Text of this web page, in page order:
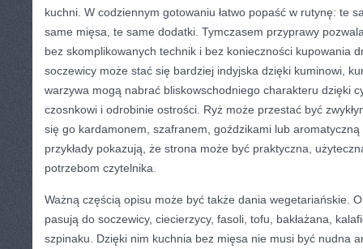
kuchni. W codziennym gotowaniu łatwo popaść w rutynę: te
same mięsa, te same dodatki. Tymczasem przyprawy
bez skomplikowanych technik i bez konieczności kupowania
soczewicy może stać się bardziej indyjska dzięki kuminowi,
warzywa mogą nabrać bliskowschodniego charakteru dzięki
czosnkowi i odrobinie ostrości. Ryż może przestać być
się go kardamonem, szafranem, goździkami lub
przykłady pokazują, że strona może być praktyczna,
potrzebom czytelnika.
Ważną częścią opisu może być także dania wegetariańskie.
pasują do soczewicy, ciecierzycy, fasoli, tofu, bakłażana,
szpinaku. Dzięki nim kuchnia bez mięsa nie musi być nudna